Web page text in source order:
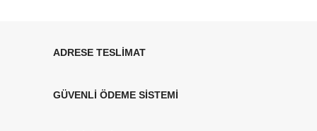
ADRESE TESLİMAT
GÜVENLİ ÖDEME SİSTEMİ